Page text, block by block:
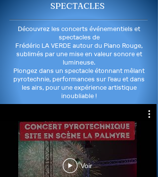
SPECTACLES
Découvrez les concerts événementiels et
spectacles de
Frédéric LA VERDE autour du Piano Rouge,
sublimés par une mise en valeur sonore et
lumineuse.
Plongez dans un spectacle étonnant mêlant
pyrotechnie, performances sur l’eau et dans
les airs, pour une expérience artistique
inoubliable !
Voir